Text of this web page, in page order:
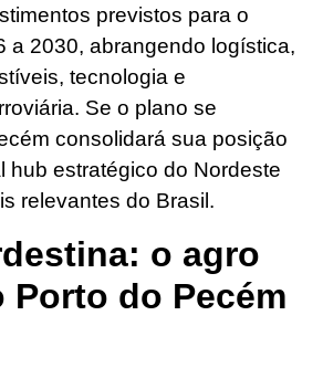
previstos para o
a 2030, abrangendo logística,
tecnologia e
Se o plano se
consolidará sua posição
hub estratégico do Nordeste
relevantes do Brasil.
o agro
Porto do Pecém